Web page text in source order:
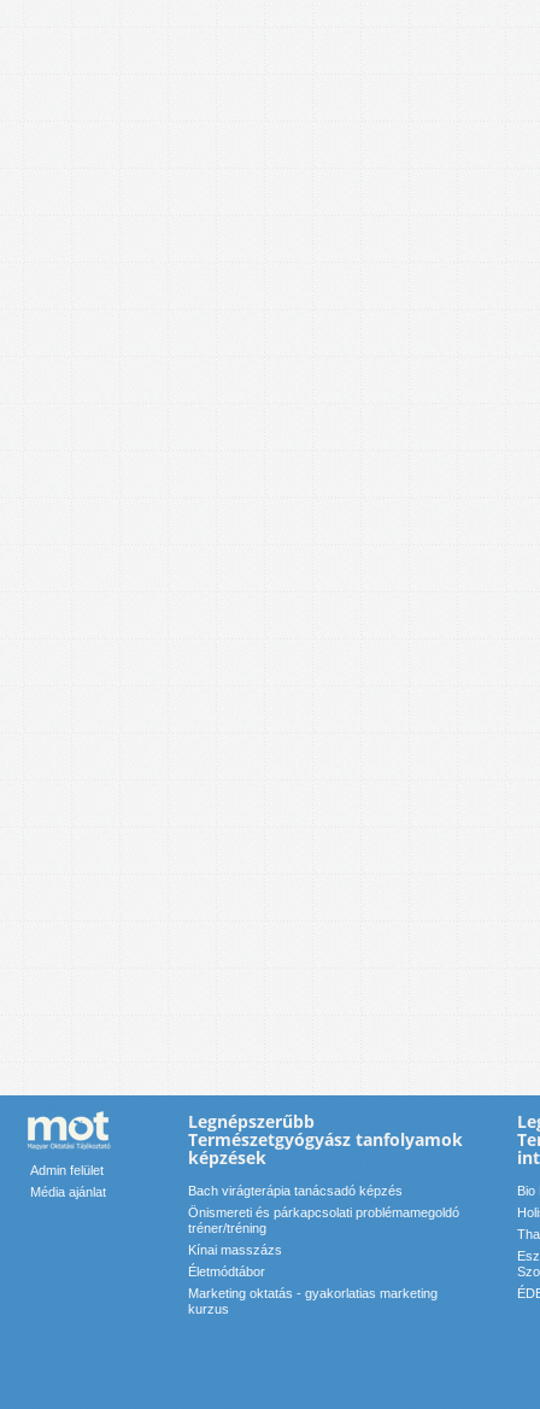
Admin felület
Média ajánlat
Legnépszerűbb
Természetgyógyász tanfolyamok
képzések
Bach virágterápia tanácsadó képzés
Önismereti és párkapcsolati problémamegoldó
tréner/tréning
Kínai masszázs
Életmódtábor
Marketing oktatás - gyakorlatias marketing
kurzus